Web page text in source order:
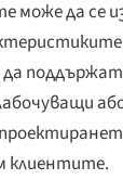
може да се
да
клиентите.